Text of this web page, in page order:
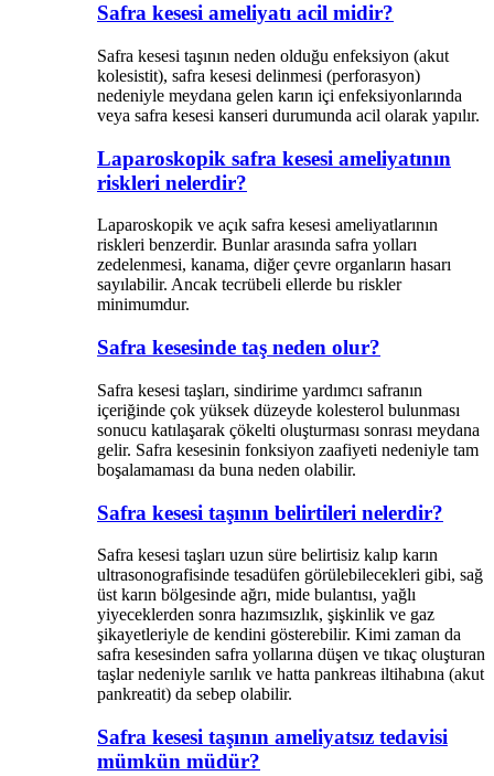
Safra kesesi ameliyatı acil midir?
Safra kesesi taşının neden olduğu enfeksiyon (akut
kolesistit), safra kesesi delinmesi (perforasyon)
nedeniyle meydana gelen karın içi enfeksiyonlarında
veya safra kesesi kanseri durumunda acil olarak yapılır.
Laparoskopik safra kesesi ameliyatının
riskleri nelerdir?
Laparoskopik ve açık safra kesesi ameliyatlarının
riskleri benzerdir. Bunlar arasında safra yolları
zedelenmesi, kanama, diğer çevre organların hasarı
sayılabilir. Ancak tecrübeli ellerde bu riskler
minimumdur.
Safra kesesinde taş neden olur?
Safra kesesi taşları, sindirime yardımcı safranın
içeriğinde çok yüksek düzeyde kolesterol bulunması
sonucu katılaşarak çökelti oluşturması sonrası meydana
gelir. Safra kesesinin fonksiyon zaafiyeti nedeniyle tam
boşalamaması da buna neden olabilir.
Safra kesesi taşının belirtileri nelerdir?
Safra kesesi taşları uzun süre belirtisiz kalıp karın
ultrasonografisinde tesadüfen görülebilecekleri gibi, sağ
üst karın bölgesinde ağrı, mide bulantısı, yağlı
yiyeceklerden sonra hazımsızlık, şişkinlik ve gaz
şikayetleriyle de kendini gösterebilir. Kimi zaman da
safra kesesinden safra yollarına düşen ve tıkaç oluşturan
taşlar nedeniyle sarılık ve hatta pankreas iltihabına (akut
pankreatit) da sebep olabilir.
Safra kesesi taşının ameliyatsız tedavisi
mümkün müdür?